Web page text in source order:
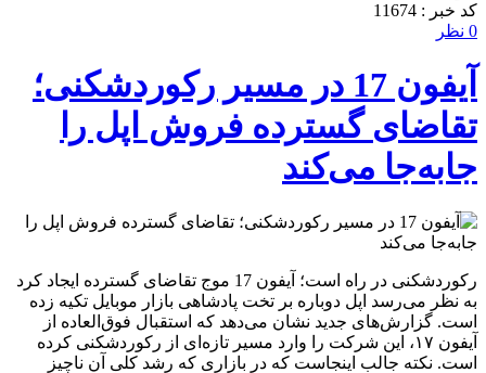
کد خبر : 11674
0 نظر
آیفون 17 در مسیر رکوردشکنی؛
تقاضای گسترده فروش اپل را
جابه‌جا می‌کند
رکوردشکنی در راه است؛ آیفون 17 موج تقاضای گسترده ایجاد کرد
به نظر می‌رسد اپل دوباره بر تخت پادشاهی بازار موبایل تکیه زده
است. گزارش‌های جدید نشان می‌دهد که استقبال فوق‌العاده از
آیفون ۱۷، این شرکت را وارد مسیر تازه‌ای از رکوردشکنی کرده
است. نکته جالب اینجاست که در بازاری که رشد کلی آن ناچیز